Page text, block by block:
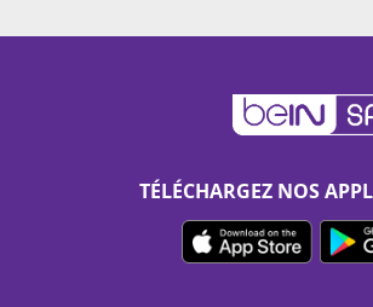
TÉLÉCHARGEZ NOS